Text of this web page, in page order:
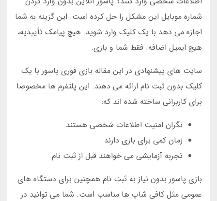
شماره موبایل این مشکل را حل کرده است. این گزینه به شما
اجازه می دهد با یک کلیک وارد شوید. هیچ پیامک تأییدیه،
هیچ ایمیل اضافه. فقط شما و بازی.
سایت های پیشنهادی در این مقاله بازی فوری پاسور با یک
کلیک بدون ثبت نام ارائه می دهند. این پلتفرم ها مخصوصا
برای کاربرانی ساخته شده اند که:
نگران امنیت اطلاعات شخصی هستند
زمان کمی برای بازی دارند
تجربه آزمایشی می خواهند قبل از ثبت نام
بازی پاسور بدون نیاز به ثبت نام همچنین برای دستگاه های
عمومی مثل کافی شاپ ها مناسب است. شما می توانید در